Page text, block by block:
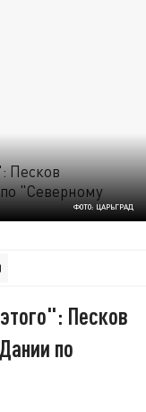
ФОТО: ЦАРЬГРАД
Песков
по